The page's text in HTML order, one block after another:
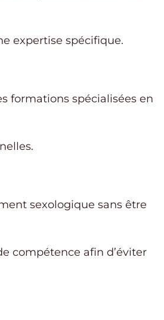
expertise spécifique.
formations spécialisées en
sexologique sans être
compétence afin d’éviter